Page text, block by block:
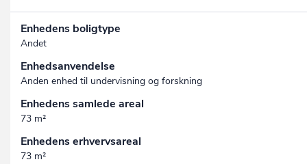
Enhedens boligtype
Andet
Enhedsanvendelse
Anden enhed til undervisning og forskning
Enhedens samlede areal
73 m²
Enhedens erhvervsareal
73 m²